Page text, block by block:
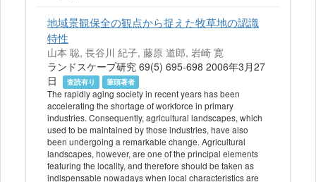
地域景観保全の観点から捉えた牧草地の認識
特性
山本 聡, 長谷川 紀子, 藤原 道郎, 岩崎 寛
ランドスケープ研究 69(5) 695-698 2006年3月27
日
査読有り 筆頭著者
The rapidly aging society in recent years has been
accelerating the shortage of workforce in primary
industries. Consequently, agricultural landscapes, which
used to be maintained by those industries, have also
been undergoing a remarkable change. Agricultural
landscapes, however, are one of the principal elements
featuring the locality, and therefore should be taken as
indispensable nowadays when local characteristics are